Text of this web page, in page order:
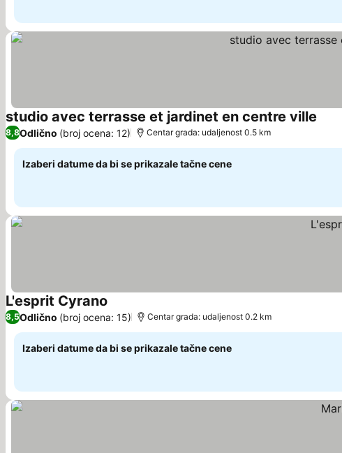
studio avec terrasse et jardinet en centre ville
8,8Odlično (broj ocena: 12) Centar grada: udaljenost 0.5 km
Izaberi datume da bi se prikazale tačne cene
L'esprit Cyrano Pogledaj cene
8,5Odlično (broj ocena: 15) Centar grada: udaljenost 0.2 km
Izaberi datume da bi se prikazale tačne cene